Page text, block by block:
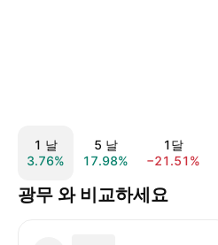
1 날
3.76%
5 날
17.98%
1달
−21.51%
광무 와 비교하세요